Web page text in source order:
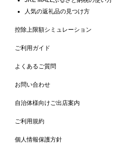
人気の返礼品の見つけ方
控除上限額シミュレーション
ご利用ガイド
よくあるご質問
お問い合わせ
自治体様向けご出店案内
ご利用規約
個人情報保護方針